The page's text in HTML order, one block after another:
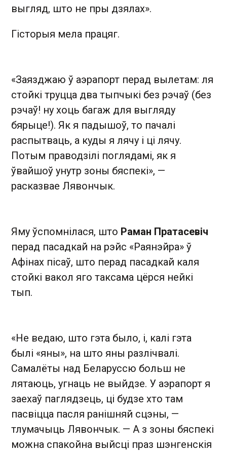
выгляд, што не пры дзялах».
Гісторыя мела працяг.
«Заязджаю ў аэрапорт перад вылетам: ля
стойкі труцца два тыпчыкі без рэчаў (без
рэчаў! ну хоць багаж для выгляду
бярыце!). Як я падышоў, то пачалі
распытваць, а куды я лячу і ці лячу.
Потым праводзілі поглядамі, як я
ўвайшоў унутр зоны бяспекі», —
расказвае Лявончык.
Яму ўспомнілася, што Раман Пратасевіч
перад пасадкай на рэйс «Раянэйра» ў
Афінах пісаў, што перад пасадкай каля
стойкі вакол яго таксама цёрся нейкі
тып.
«Не ведаю, што гэта было, і, калі гэта
былі «яны», на што яны разлічвалі.
Самалёты над Беларуссю больш не
лятаюць, угнаць не выйдзе. У аэрапорт я
заехаў паглядзець, ці будзе хто там
пасвіцца пасля ранішняй сцэны, —
тлумачыць Лявончык. — А з зоны бяспекі
можна спакойна выйсці праз шэнгенскія